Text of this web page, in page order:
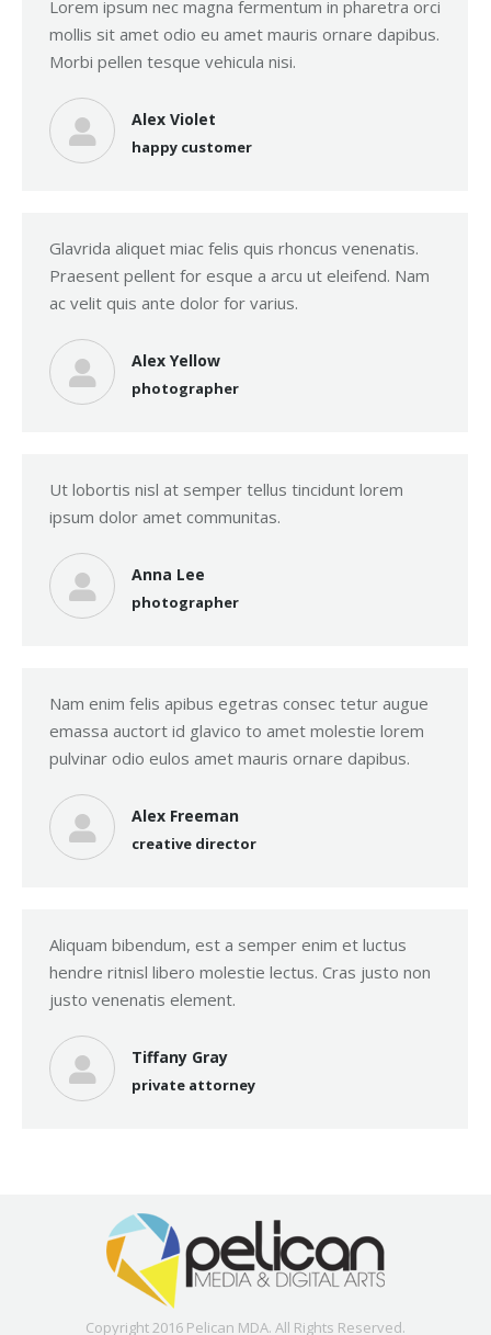
Lorem ipsum nec magna fermentum in pharetra orci
mollis sit amet odio eu amet mauris ornare dapibus.
Morbi pellen tesque vehicula nisi.
Alex Violet
happy customer
Glavrida aliquet miac felis quis rhoncus venenatis.
Praesent pellent for esque a arcu ut eleifend. Nam
ac velit quis ante dolor for varius.
Alex Yellow
photographer
Ut lobortis nisl at semper tellus tincidunt lorem
ipsum dolor amet communitas.
Anna Lee
photographer
Nam enim felis apibus egetras consec tetur augue
emassa auctort id glavico to amet molestie lorem
pulvinar odio eulos amet mauris ornare dapibus.
Alex Freeman
creative director
Aliquam bibendum, est a semper enim et luctus
hendre ritnisl libero molestie lectus. Cras justo non
justo venenatis element.
Tiffany Gray
private attorney
Copyright 2016 Pelican MDA. All Rights Reserved.